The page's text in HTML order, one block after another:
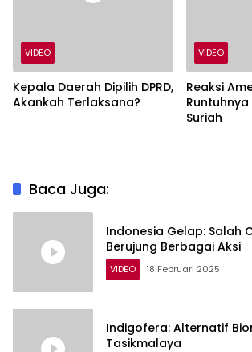
VIDEO
Kepala Daerah Dipilih DPRD,
Akankah Terlaksana?
VIDEO
Reaksi
Suriah
Baca Juga:
Indonesia Gelap: Salah
Berujung Berbagai Aksi
VIDEO 18 Februari 2025
Indigofera: Alternatif
Tasikmalaya